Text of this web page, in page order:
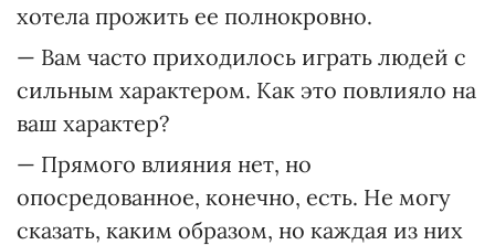
хотела прожить ее полнокровно.
— Вам часто приходилось играть людей с
сильным характером. Как это повлияло на
ваш характер?
— Прямого влияния нет, но
опосредованное, конечно, есть. Не могу
сказать, каким образом, но каждая из них